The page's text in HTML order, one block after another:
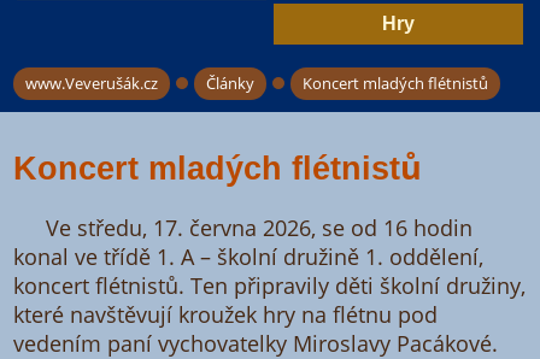
Hry
www.Veverušák.cz→ Články→ Koncert mladých flétnistů
Koncert mladých flétnistů
Ve středu, 17. června 2026, se od 16 hodin
konal ve třídě 1. A – školní družině 1. oddělení,
koncert flétnistů. Ten připravily děti školní družiny,
které navštěvují kroužek hry na flétnu pod
vedením paní vychovatelky Miroslavy Pacákové.